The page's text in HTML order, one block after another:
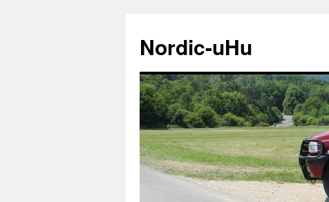
springen
Nordic-uHu